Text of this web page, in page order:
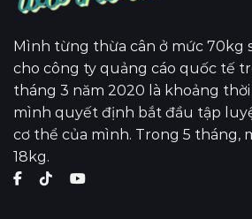
Mình từng thừa cân ở mức 70kg
cho công ty quảng cáo quốc tế
tháng 3 năm 2020 là khoảng
mình quyết định bắt đầu tập
cơ thể của mình. Trong 5 tháng,
18kg.